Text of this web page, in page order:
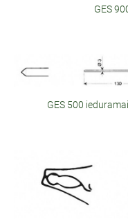
GES
GES 500